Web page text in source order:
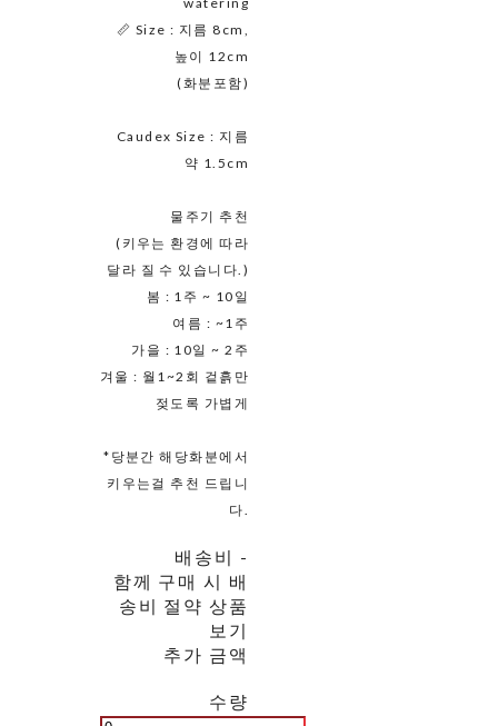
📏 Size : 지름 8cm,
높이 12cm
(화분포함)
Caudex Size : 지름
약 1.5cm
물주기 추천
(키우는 환경에 따라
달라 질 수 있습니다.)
봄 : 1주 ~ 10일
여름 : ~1주
가을 : 10일 ~ 2주
겨울 : 월1~2회 겉흙만
젖도록 가볍게
*당분간 해당화분에서
키우는걸 추천 드립니
다.
배송비 -
함께 구매 시 배
송비 절약 상품
보기
추가 금액
수량